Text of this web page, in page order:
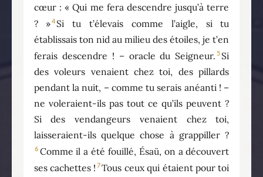
cœur : « Qui me fera descendre jusqu’à terre
? »4 Si tu t’élevais comme l’aigle, si tu
établissais ton nid au milieu des étoiles, je t’en
ferais descendre ! – oracle du Seigneur. 5 Si
des voleurs venaient chez toi, des pillards
pendant la nuit, – comme tu serais anéanti ! –
ne voleraient-ils pas tout ce qu’ils peuvent ?
Si des vendangeurs venaient chez toi,
laisseraient-ils quelque chose à grappiller ?
6 Comme il a été fouillé, Ésaü, on a découvert
ses cachettes ! 7Tous ceux qui étaient pour toi